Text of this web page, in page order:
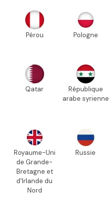
Pérou Pologne
Qatar
République
arabe syrienne
Royaume-Uni
de Grande-
Bretagne et
d'Irlande du
Nord
Russie